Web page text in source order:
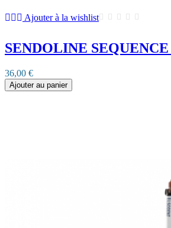
Ajouter à la wishlist
SENDOLINE SEQUENCE
36,00 €
Ajouter au panier